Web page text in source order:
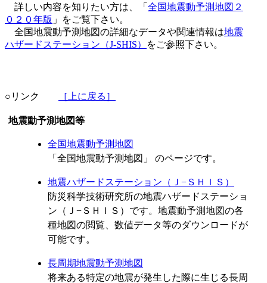
詳しい内容を知りたい方は、「 全国地震動予測地図２
０２０年版 」をご覧下さい。
全国地震動予測地図の詳細なデータや関連情報は地震
ハザードステーション（J-SHIS）
をご参照下さい。
○リンク ［上に戻る］
震動予測地図等
全国地震動予測地図
「全国地震動予測地図」 のページです。
地震ハザードステーション（Ｊ−ＳＨＩＳ）
防災科学技術研究所の地震ハザードステーショ
ン（Ｊ−ＳＨＩＳ）です。地震動予測地図の各
種地図の閲覧、数値データ等のダウンロードが
可能です。
長周期地震動予測地図
将来ある特定の地震が発生した際に生じる長周